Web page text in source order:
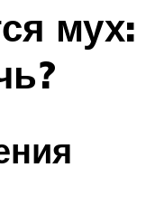
мух: